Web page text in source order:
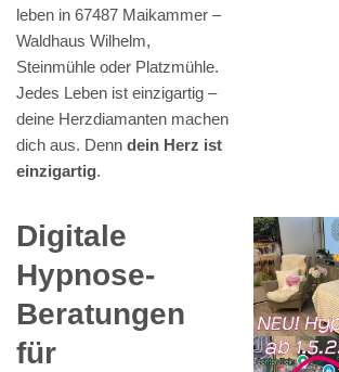
leben in 67487 Maikammer –
Waldhaus Wilhelm,
Steinmühle oder Platzmühle.
Jedes Leben ist einzigartig –
deine Herzdiamanten machen
dich aus. Denn dein Herz ist
einzigartig.
Digitale
Hypnose-
Beratungen
für